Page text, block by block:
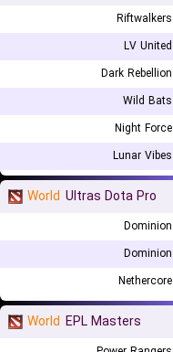
Riftwalkers
LV United
Dark Rebellion
Wild Bats
Night Force
Lunar Vibes
World Ultras Dota Pro
Dominion
Dominion
Nethercore
World EPL Masters